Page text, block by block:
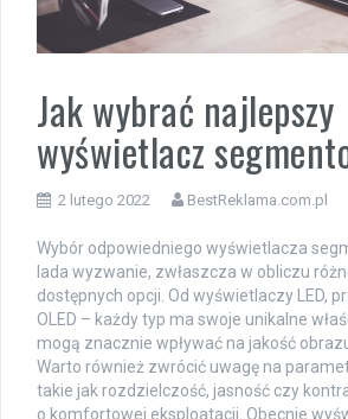
Jak wybrać najlepszy
wyświetlacz
2 lutego 2022 BestReklama.com.pl
Wybór odpowiedniego wyświetlacza
lada wyzwanie, zwłaszcza w obliczu
dostępnych opcji. Od wyświetlaczy LED,
OLED – każdy typ ma swoje unikalne
mogą znacznie wpływać na jakość
Warto również zwrócić uwagę na
takie jak rozdzielczość, jasność czy
o komfortowej eksploatacji. Obecnie